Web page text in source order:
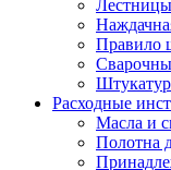
Правило
Расходные
Масла и
Полотна